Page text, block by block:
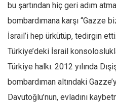
bu şartından hiç geri adım
bombardımana karşı “Gazze
İsrail’i hep ürkütüp, tedirgin
Türkiye’deki İsrail
Türkiye halkı. 2012 yılında
bombardıman altındaki
Davutoğlu’nun, evladını